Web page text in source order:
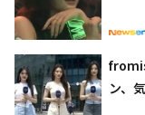
ン、